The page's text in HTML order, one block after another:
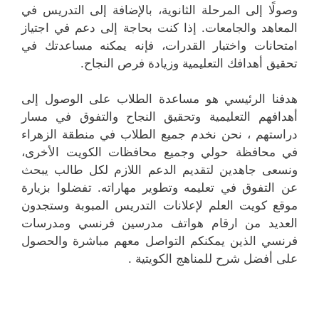
وصولًا إلى المرحلة الثانوية، بالإضافة إلى التدريس في
المعاهد والجامعات. إذا كنت بحاجة إلى دعم في اجتياز
امتحانات واختبار القدرات، فإنه يمكنه مساعدتك في
تحقيق أهدافك التعليمية وزيادة فرص النجاح.
هدفنا الرئيسي هو مساعدة الطلاب على الوصول إلى
أهدافهم التعليمية وتحقيق النجاح والتفوق في مسار
دراستهم ، نحن نخدم جميع الطلاب في منطقة الزهراء
في محافظة حولي وجميع محافظات الكويت الأخرى،
ونسعى جاهدين لتقديم الدعم اللازم لكل طالب يبحث
عن التفوق في تعليمه وتطوير مهاراته. تفضلوا بزيارة
موقع كويت العلم لإعلانات التدريس المبوبة وستجدون
العديد من ارقام هواتف مدرسين فرنسي ومدرسات
فرنسي الذين يمكنكم التواصل معهم مباشرة والحصول
على أفضل شرح للمناهج الكويتية .